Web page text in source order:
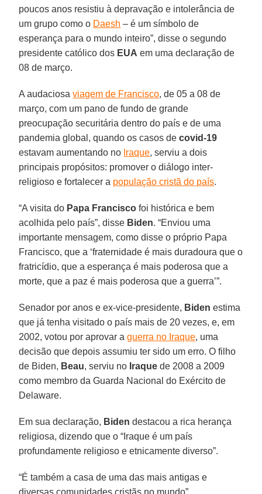
poucos anos resistiu à depravação e intolerância de
um grupo como o Daesh – é um símbolo de
esperança para o mundo inteiro”, disse o segundo
presidente católico dos EUA em uma declaração de
08 de março.
A audaciosaviagem de Francisco, de 05 a 08 de
março, com um pano de fundo de grande
preocupação securitária dentro do país e de uma
pandemia global, quando os casos decovid-19
estavam aumentando no Iraque, serviu a dois
principais propósitos: promover o diálogo inter-
religioso e fortalecer a população cristã do país.
“A visita do Papa Francisco foi histórica e bem
acolhida pelo país”, disse Biden. “Enviou uma
importante mensagem, como disse o próprio Papa
Francisco, que a ‘fraternidade é mais duradoura que o
fratricídio, que a esperança é mais poderosa que a
morte, que a paz é mais poderosa que a guerra’”.
Senador por anos e ex-vice-presidente, Biden estima
que já tenha visitado o país mais de 20 vezes, e, em
2002, votou por aprovar aguerra no Iraque, uma
decisão que depois assumiu ter sido um erro. O filho
de Biden, Beau, serviu no Iraque de 2008 a 2009
como membro da Guarda Nacional do Exército de
Delaware.
Em sua declaração, Biden destacou a rica herança
religiosa, dizendo que o “Iraque é um país
profundamente religioso e etnicamente diverso”.
“É também a casa de uma das mais antigas e
diversas comunidades cristãs no mundo”.